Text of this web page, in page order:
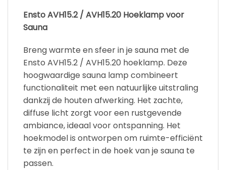
Ensto AVH15.2 / AVH15.20 Hoeklamp voor
Sauna
Breng warmte en sfeer in je sauna met de
Ensto AVH15.2 / AVH15.20 hoeklamp. Deze
hoogwaardige sauna lamp combineert
functionaliteit met een natuurlijke uitstraling
dankzij de houten afwerking. Het zachte,
diffuse licht zorgt voor een rustgevende
ambiance, ideaal voor ontspanning. Het
hoekmodel is ontworpen om ruimte-efficiënt
te zijn en perfect in de hoek van je sauna te
passen.